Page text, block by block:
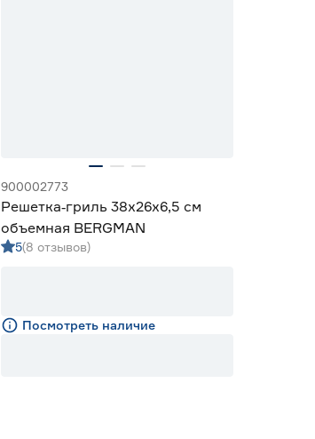
900002773
Решетка‑гриль 38x26x6,5 см
объемная BERGMAN
5(8 отзывов)
Посмотреть наличие